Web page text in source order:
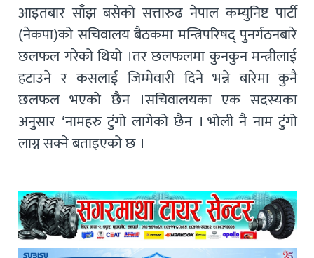
आइतबार साँझ बसेको सत्तारुढ नेपाल कम्युनिष्ट पार्टी
(नेकपा)को सचिवालय बैठकमा मन्त्रिपरिषद् पुनर्गठनबारे
छलफल गरेको थियो ।तर छलफलमा कुनकुन मन्त्रीलाई
हटाउने र कसलाई जिम्मेवारी दिने भन्ने बारेमा कुनै
छलफल भएकाे छैन ।सचिवालयका एक सदस्यका
अनुसार ‘नामहरु टुंगो लागेको छैन । भोली नै नाम टुंगो
लाग्न सक्ने बताइएको छ ।